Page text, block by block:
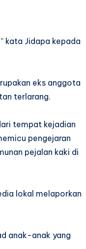
kata Jidapa kepada
eks anggota
terlarang.
tempat kejadian
pengejaran
pejalan kaki di
lokal melaporkan
anak-anak yang